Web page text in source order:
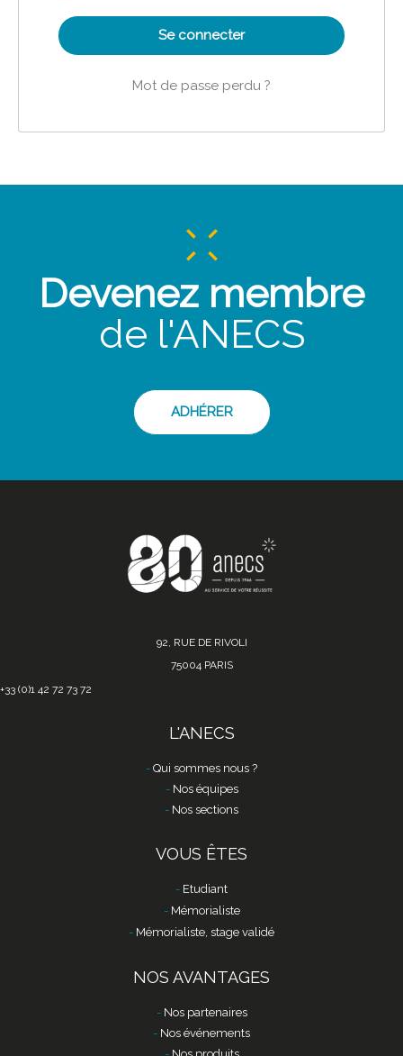
Se connecter
Mot de passe perdu ?
Devenez membre
de l'ANECS
ADHÉRER
92, RUE DE RIVOLI
75004 PARIS
+33 (0)1 42 72 73 72
L'ANECS
Qui sommes nous ?
Nos équipes
Nos sections
VOUS ÊTES
Etudiant
Mémorialiste
Mémorialiste, stage validé
NOS AVANTAGES
Nos partenaires
Nos événements